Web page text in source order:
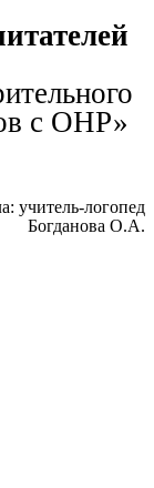
с ОНР»
учитель-логопед
Богданова О.А.